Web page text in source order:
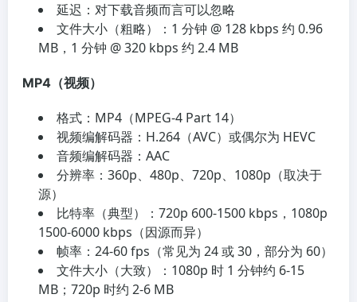
延迟：对下载音频而言可以忽略
文件大小（粗略）：1 分钟 @ 128 kbps 约 0.96
MB，1 分钟 @ 320 kbps 约 2.4 MB
MP4（视频）
格式：MP4（MPEG-4 Part 14）
视频编解码器：H.264（AVC）或偶尔为 HEVC
音频编解码器：AAC
分辨率：360p、480p、720p、1080p（取决于
源）
比特率（典型）：720p 600-1500 kbps，1080p
1500-6000 kbps（因源而异）
帧率：24-60 fps（常见为 24 或 30，部分为 60）
文件大小（大致）：1080p 时 1 分钟约 6-15
MB；720p 时约 2-6 MB